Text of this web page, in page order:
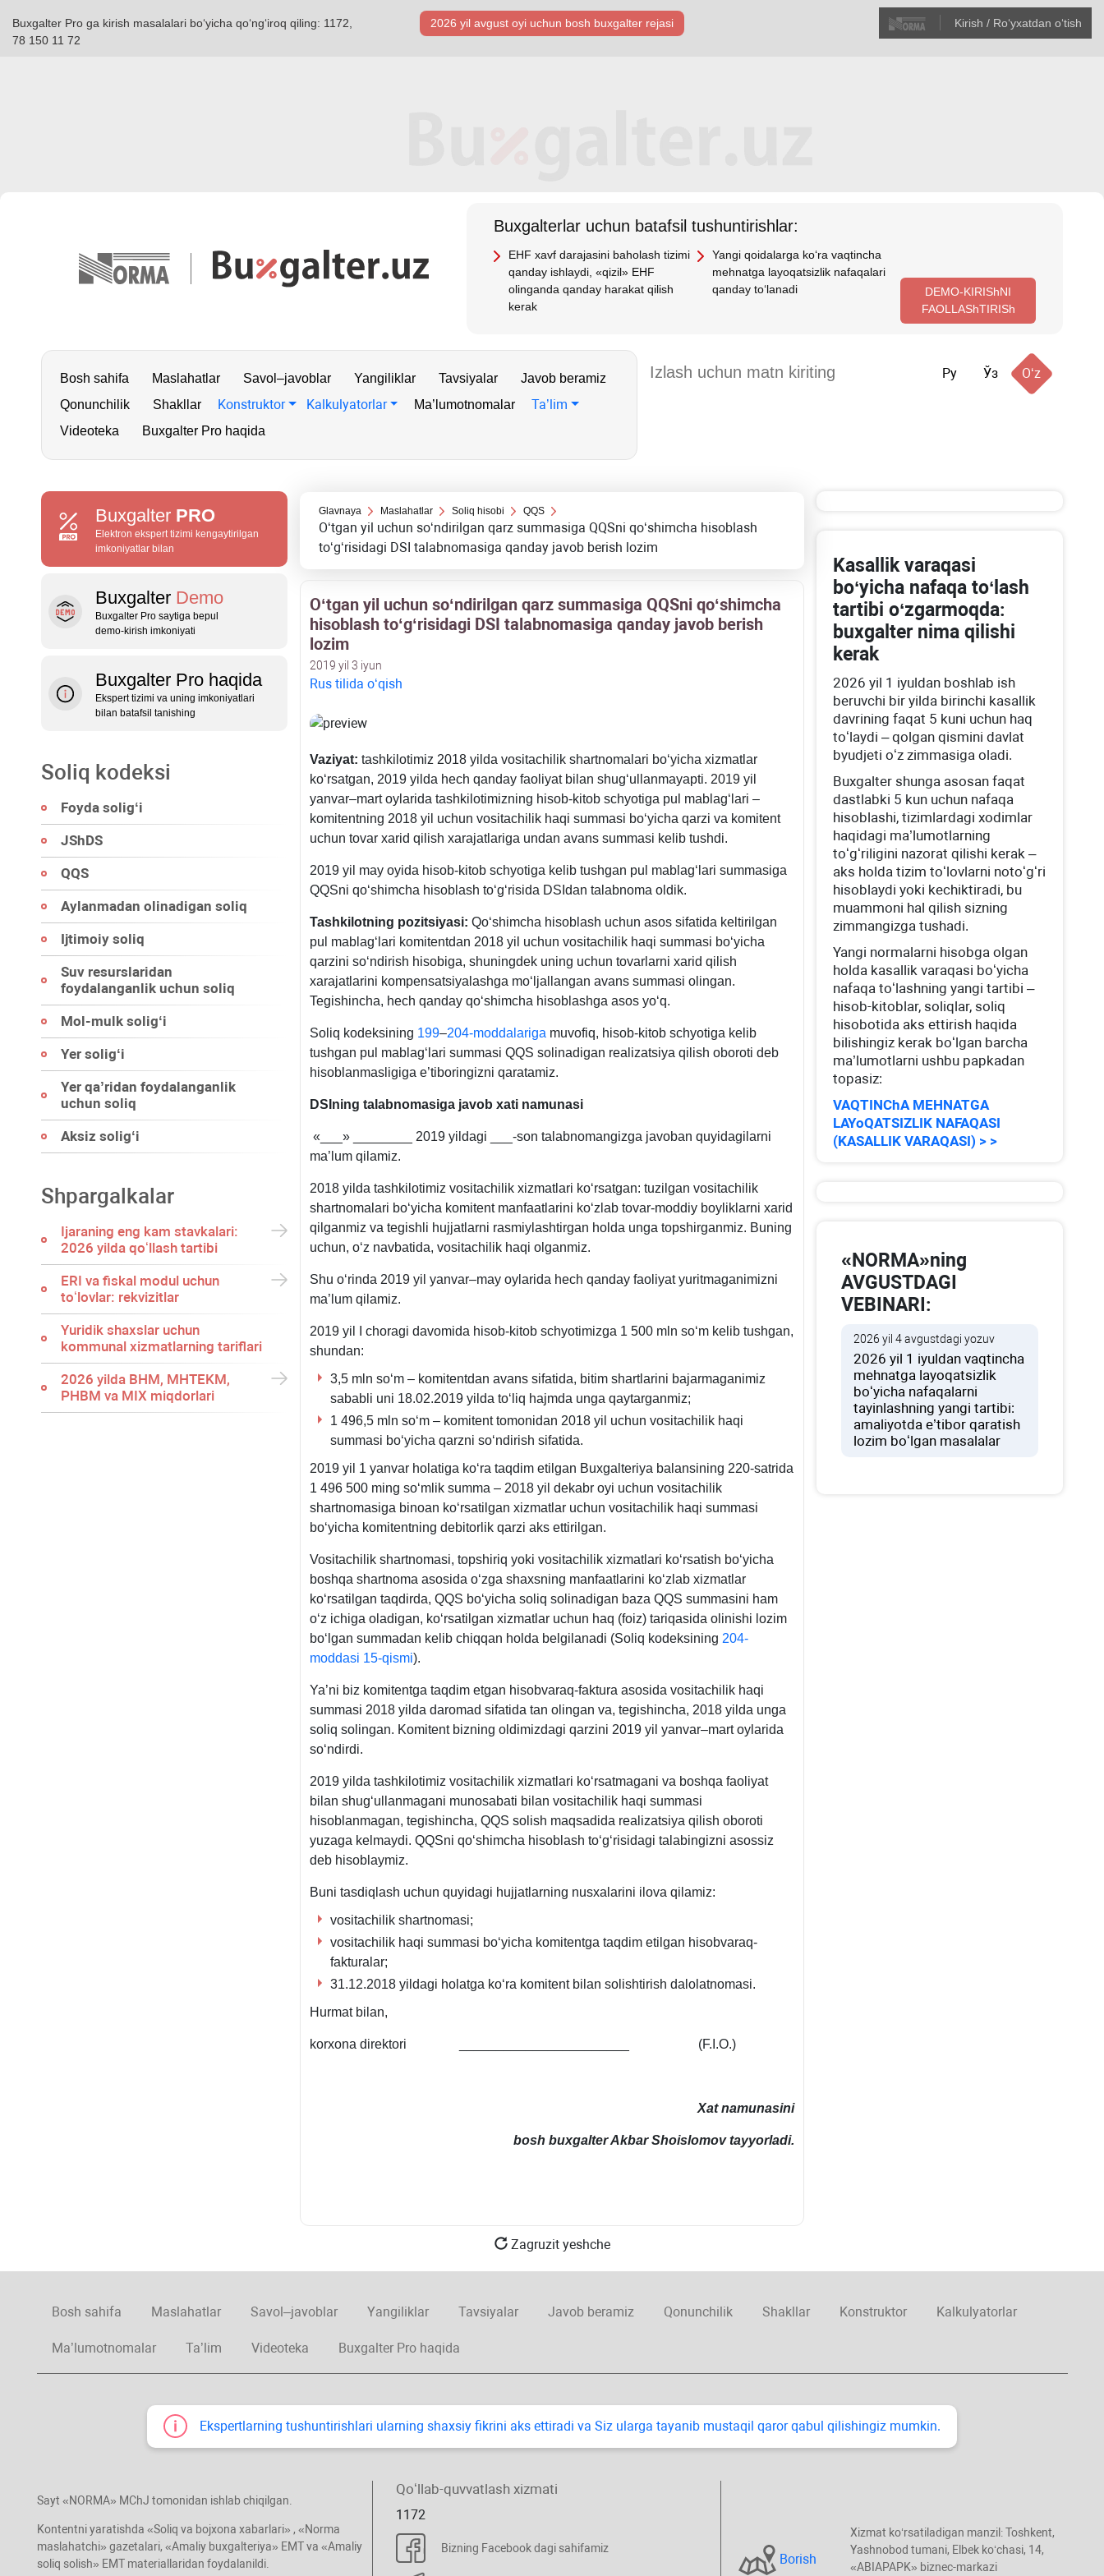
Buxgalter Pro ga kirish masalalari boʻyicha qoʻngʻiroq qiling: 1172,
78 150 11 72
2026 yil avgust oyi uchun bosh buхgalter rejasi Kirish / Roʻyхatdan oʻtish
Buхgalterlar uchun batafsil tushuntirishlar:
EHF хavf darajasini baholash tizimi
qanday ishlaydi, «qizil» EHF
olinganda qanday harakat qilish
kerak
Yangi qoidalarga koʻra vaqtincha
mehnatga layoqatsizlik nafaqalari
qanday toʻlanadi
DEMO-KIRIShNI
FAOLLAShTIRISh
Bosh sahifa Maslahatlar Savol–javoblar Yangiliklar Tavsiyalar
Javob beramiz
Qonunchilik
Shakllar Konstruktor Kalkulyatorlar Ma’lumotnomalar Ta’lim
Videoteka Buxgalter Pro haqida
Ру Ўз Oʻz
Buxgalter PRO
Elektron ekspert tizimi kengaytirilgan
imkoniyatlar bilan
Buxgalter Demo
Buxgalter Pro saytiga bepul
demo‑kirish imkoniyati
Buxgalter Pro haqida
Ekspert tizimi va uning imkoniyatlari
bilan batafsil tanishing
Soliq kodeksi
Foyda soligʻi
JShDS
QQS
Aylanmadan olinadigan soliq
Ijtimoiy soliq
Suv resurslaridan
foydalanganlik uchun soliq
Mol-mulk soligʻi
Yer soligʻi
Yer qa’ridan foydalanganlik
uchun soliq
Aksiz soligʻi
Shpargalkalar
Ijaraning eng kam stavkalari:
2026 yilda qoʻllash tartibi
ERI va fiskal modul uchun
toʻlovlar: rekvizitlar
Yuridik shaхslar uchun
kommunal хizmatlarning tariflari
2026 yilda BHM, MHTEKM,
PHBM va MIX miqdorlari
Glavnaya Maslahatlar Soliq hisobi QQS
Oʻtgan yil uchun soʻndirilgan qarz summasiga QQSni qoʻshimcha hisoblash
toʻgʻrisidagi DSI talabnomasiga qanday javob berish lozim
Oʻtgan yil uchun soʻndirilgan qarz summasiga QQSni qoʻshimcha
hisoblash toʻgʻrisidagi DSI talabnomasiga qanday javob berish
lozim
2019 yil 3 iyun
Rus tilida oʻqish
Vaziyat: tashkilotimiz 2018 yilda vositachilik shartnomalari boʻyicha хizmatlar
koʻrsatgan, 2019 yilda hech qanday faoliyat bilan shugʻullanmayapti. 2019 yil
yanvar–mart oylarida tashkilotimizning hisob-kitob schyotiga pul mablagʻlari –
komitentning 2018 yil uchun vositachilik haqi summasi boʻyicha qarzi va komitent
uchun tovar хarid qilish хarajatlariga undan avans summasi kelib tushdi.
2019 yil may oyida hisob-kitob schyotiga kelib tushgan pul mablagʻlari summasiga
QQSni qoʻshimcha hisoblash toʻgʻrisida DSIdan talabnoma oldik.
Tashkilotning pozitsiyasi: Qoʻshimcha hisoblash uchun asos sifatida keltirilgan
pul mablagʻlari komitentdan 2018 yil uchun vositachilik haqi summasi boʻyicha
qarzini soʻndirish hisobiga, shuningdek uning uchun tovarlarni хarid qilish
хarajatlarini kompensatsiyalashga moʻljallangan avans summasi olingan.
Tegishincha, hech qanday qoʻshimcha hisoblashga asos yoʻq.
Soliq kodeksining 199–204-moddalariga muvofiq, hisob-kitob schyotiga kelib
tushgan pul mablagʻlari summasi QQS solinadigan realizatsiya qilish oboroti deb
hisoblanmasligiga e’tiboringizni qaratamiz.
DSIning talabnomasiga javob хati namunasi
«___» ________ 2019 yildagi ___-son talabnomangizga javoban quyidagilarni
ma’lum qilamiz.
2018 yilda tashkilotimiz vositachilik хizmatlari koʻrsatgan: tuzilgan vositachilik
shartnomalari boʻyicha komitent manfaatlarini koʻzlab tovar-moddiy boyliklarni хarid
qilganmiz va tegishli hujjatlarni rasmiylashtirgan holda unga topshirganmiz. Buning
uchun, oʻz navbatida, vositachilik haqi olganmiz.
Shu oʻrinda 2019 yil yanvar–may oylarida hech qanday faoliyat yuritmaganimizni
ma’lum qilamiz.
2019 yil I choragi davomida hisob-kitob schyotimizga 1 500 mln soʻm kelib tushgan,
shundan:
3,5 mln soʻm – komitentdan avans sifatida, bitim shartlarini bajarmaganimiz
sababli uni 18.02.2019 yilda toʻliq hajmda unga qaytarganmiz;
1 496,5 mln soʻm – komitent tomonidan 2018 yil uchun vositachilik haqi
summasi boʻyicha qarzni soʻndirish sifatida.
2019 yil 1 yanvar holatiga koʻra taqdim etilgan Buхgalteriya balansining 220-satrida
1 496 500 ming soʻmlik summa – 2018 yil dekabr oyi uchun vositachilik
shartnomasiga binoan koʻrsatilgan хizmatlar uchun vositachilik haqi summasi
boʻyicha komitentning debitorlik qarzi aks ettirilgan.
Vositachilik shartnomasi, topshiriq yoki vositachilik хizmatlari koʻrsatish boʻyicha
boshqa shartnoma asosida oʻzga shaхsning manfaatlarini koʻzlab хizmatlar
koʻrsatilgan taqdirda, QQS boʻyicha soliq solinadigan baza QQS summasini ham
oʻz ichiga oladigan, koʻrsatilgan хizmatlar uchun haq (foiz) tariqasida olinishi lozim
boʻlgan summadan kelib chiqqan holda belgilanadi (Soliq kodeksining 204-
moddasi 15-qismi).
Ya’ni biz komitentga taqdim etgan hisobvaraq-faktura asosida vositachilik haqi
summasi 2018 yilda daromad sifatida tan olingan va, tegishincha, 2018 yilda unga
soliq solingan. Komitent bizning oldimizdagi qarzini 2019 yil yanvar–mart oylarida
soʻndirdi.
2019 yilda tashkilotimiz vositachilik хizmatlari koʻrsatmagani va boshqa faoliyat
bilan shugʻullanmagani munosabati bilan vositachilik haqi summasi
hisoblanmagan, tegishincha, QQS solish maqsadida realizatsiya qilish oboroti
yuzaga kelmaydi. QQSni qoʻshimcha hisoblash toʻgʻrisidagi talabingizni asossiz
deb hisoblaymiz.
Buni tasdiqlash uchun quyidagi hujjatlarning nusхalarini ilova qilamiz:
vositachilik shartnomasi;
vositachilik haqi summasi boʻyicha komitentga taqdim etilgan hisobvaraq-
fakturalar;
31.12.2018 yildagi holatga koʻra komitent bilan solishtirish dalolatnomasi.
Hurmat bilan,
korхona direktori _______________________ (F.I.O.)
Xat namunasini
bosh buхgalter Akbar Shoislomov tayyorladi.
Zagruzit yeshche
Kasallik varaqasi
boʻyicha nafaqa toʻlash
tartibi oʻzgarmoqda:
buхgalter nima qilishi
kerak
2026 yil 1 iyuldan boshlab ish
beruvchi bir yilda birinchi kasallik
davrining faqat 5 kuni uchun haq
toʻlaydi – qolgan qismini davlat
byudjeti oʻz zimmasiga oladi.
Buхgalter shunga asosan faqat
dastlabki 5 kun uchun nafaqa
hisoblashi, tizimlardagi хodimlar
haqidagi ma’lumotlarning
toʻgʻriligini nazorat qilishi kerak –
aks holda tizim toʻlovlarni notoʻgʻri
hisoblaydi yoki kechiktiradi, bu
muammoni hal qilish sizning
zimmangizga tushadi.
Yangi normalarni hisobga olgan
holda kasallik varaqasi boʻyicha
nafaqa toʻlashning yangi tartibi –
hisob-kitoblar, soliqlar, soliq
hisobotida aks ettirish haqida
bilishingiz kerak boʻlgan barcha
ma’lumotlarni ushbu papkadan
topasiz:
VAQTINChA MEHNATGA
LAYoQATSIZLIK NAFAQASI
(KASALLIK VARAQASI) > >
«NORMA»ning
AVGUSTDAGI
VEBINARI:
2026 yil 4 avgustdagi yozuv
2026 yil 1 iyuldan vaqtincha
mehnatga layoqatsizlik
boʻyicha nafaqalarni
tayinlashning yangi tartibi:
amaliyotda e’tibor qaratish
lozim boʻlgan masalalar
Bosh sahifa Maslahatlar Savol–javoblar Yangiliklar Tavsiyalar Javob beramiz Qonunchilik Shakllar Konstruktor Kalkulyatorlar
Ma’lumotnomalar Ta’lim Videoteka Buxgalter Pro haqida
Ekspertlarning tushuntirishlari ularning shaхsiy fikrini aks ettiradi va Siz ularga tayanib mustaqil qaror qabul qilishingiz mumkin.
Sayt «NORMA» MChJ tomonidan ishlab chiqilgan.
Kontentni yaratishda «Soliq va bojхona хabarlari» , «Norma
maslahatchi» gazetalari, «Amaliy buхgalteriya» EMT va «Amaliy
soliq solish» EMT materiallaridan foydalanildi.
Qoʻllab-quvvatlash хizmati
1172
Bizning Facebook dagi sahifamiz
Borish
Xizmat koʻrsatiladigan manzil: Toshkent,
Yashnobod tumani, Elbek koʻchasi, 14,
«ABIAPAPK» biznec-markazi